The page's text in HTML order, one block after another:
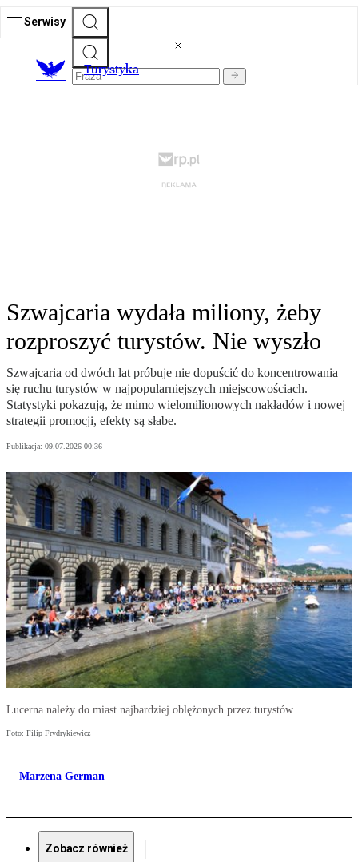
Serwisy
Turystyka
Szwajcaria wydała miliony, żeby
rozproszyć turystów. Nie wyszło
Szwajcaria od dwóch lat próbuje nie dopuścić do koncentrowania
się ruchu turystów w najpopularniejszych miejscowościach.
Statystyki pokazują, że mimo wielomilionowych nakładów i nowej
strategii promocji, efekty są słabe.
Publikacja: 09.07.2026 00:36
Lucerna należy do miast najbardziej oblężonych przez turystów
Foto: Filip Frydrykiewicz
Marzena German
Zobacz również